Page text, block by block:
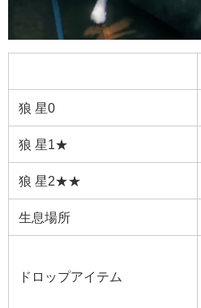
狼 星0
狼 星1★
狼 星2★★
生息場所
ドロップアイテム